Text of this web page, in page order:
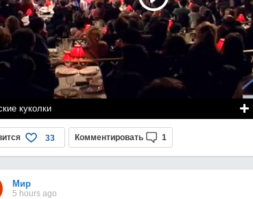
куколки
33 Комментировать 1
Мир
5 hours ago